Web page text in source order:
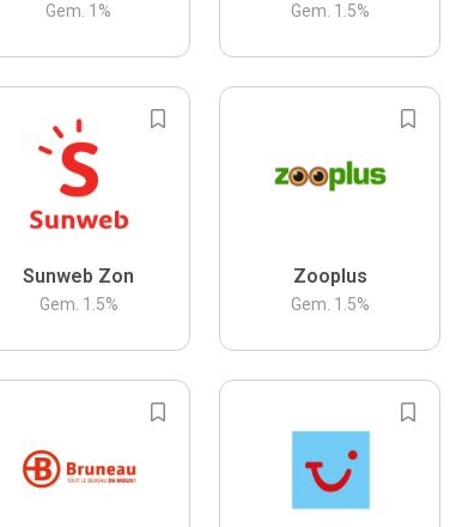
Gem. 1 % Gem. 1.5%
Sunweb Zon
Gem. 1.5%
Zooplus
Gem. 1.5%